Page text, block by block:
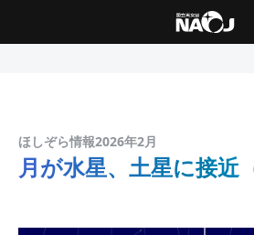
ほしぞら情報2026年2月
月が水星、土星に接近